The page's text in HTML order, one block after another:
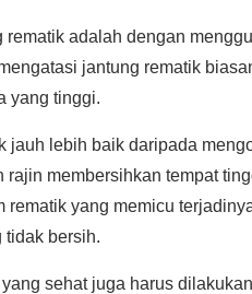
adalah dengan
jantung rematik
yang tinggi.
jauh lebih baik daripada
membersihkan tempat
rematik yang memicu
tidak bersih.
sehat juga harus